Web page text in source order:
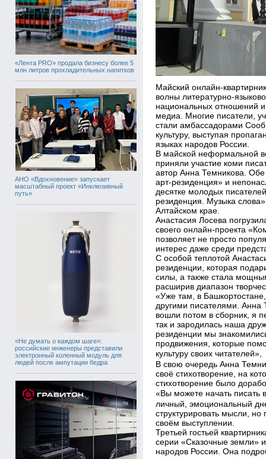
«Лента PRO» продала бизнесу более 5
млн литров прохладительных напитков
АНО «Вдохновение» запускает
масштабный проект «Инклюзивный
путь»
«Не думать о каждом шаге»:
российские инженеры представили
электронный коленный модуль для
людей после ампутации бедра
Майский онлайн-
волны литературно-
национальных отношений
медиа. Многие писатели,
стали амбассадорами
культуру, выступая
языках народов России.
В майской неформальной
приняли участие коми
автор Анна Темникова.
арт-резиденция» и
десятке молодых
резиденция. Музыка
Алтайском крае.
Анастасия Лосева
своего онлайн-проекта
позволяет не просто
интерес даже среди
С особой теплотой
резиденции, которая
силы, а также стала
расширив диапазон
«Уже там, в
другими писателями. Анна
вошли потом в сборник, я
так и зародилась наша
резиденции мы
продвижения, которые
культуру своих
В свою очередь Анна
своё стихотворение, на
стихотворение было
«Вы можете начать писать
личный, эмоциональный
структурировать мысли,
своём выступлении.
Третьей гостьей
серии «Сказочные земли»
народов России. Она